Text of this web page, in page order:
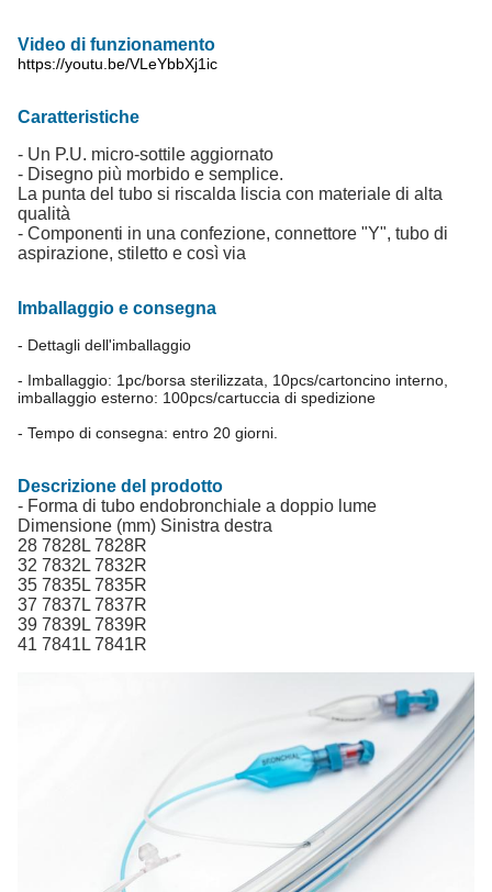
Video di funzionamento
https://youtu.be/VLeYbbXj1ic
Caratteristiche
- Un P.U. micro-sottile aggiornato
- Disegno più morbido e semplice.
La punta del tubo si riscalda liscia con materiale di alta
qualità
- Componenti in una confezione, connettore "Y", tubo di
aspirazione, stiletto e così via
Imballaggio e consegna
- Dettagli dell'imballaggio
- Imballaggio: 1pc/borsa sterilizzata, 10pcs/cartoncino interno,
imballaggio esterno: 100pcs/cartuccia di spedizione
- Tempo di consegna: entro 20 giorni.
Descrizione del prodotto
- Forma di tubo endobronchiale a doppio lume
Dimensione (mm) Sinistra destra
28 7828L 7828R
32 7832L 7832R
35 7835L 7835R
37 7837L 7837R
39 7839L 7839R
41 7841L 7841R